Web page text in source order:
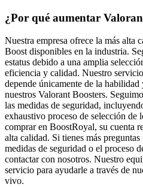
¿Por qué aumentar
Nuestra empresa ofrece la más alta
Boost disponibles en la industria.
estatus debido a una amplia
eficiencia y calidad. Nuestro
depende únicamente de la
nuestros Valorant Boosters.
las medidas de seguridad,
exhaustivo proceso de selección de
comprar en BoostRoyal, su cuenta
alta calidad. Si tienes más
medidas de seguridad o el proceso
contactar con nosotros. Nuestro
servicio para ayudarle a través de
vivo.